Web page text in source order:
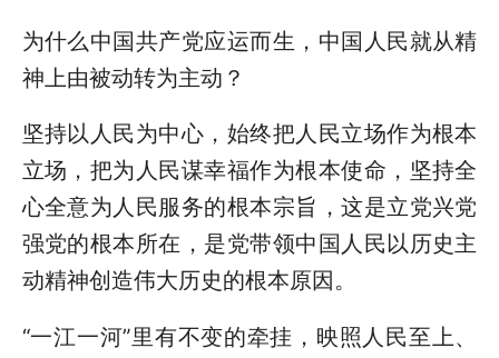
为什么中国共产党应运而生，中国人民就从精
神上由被动转为主动？
坚持以人民为中心，始终把人民立场作为根本
立场，把为人民谋幸福作为根本使命，坚持全
心全意为人民服务的根本宗旨，这是立党兴党
强党的根本所在，是党带领中国人民以历史主
动精神创造伟大历史的根本原因。
“一江一河”里有不变的牵挂，映照人民至上、